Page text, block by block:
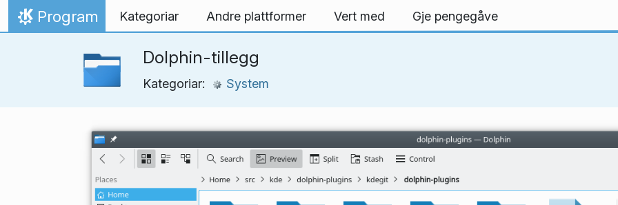
Hopp til innhaldet
Heim
Program Kategoriar Andre plattformer Vert med Gje pengegåve
Dolphin-tillegg
Kategoriar: System